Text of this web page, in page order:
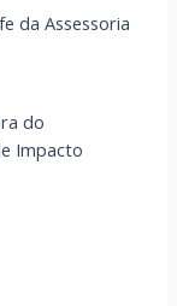
da Assessoria
do
Impacto